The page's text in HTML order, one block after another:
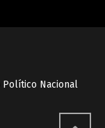
Nacional